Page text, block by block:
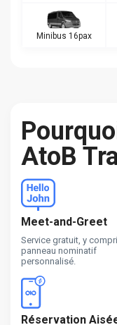
Minibus 16pax
AtoB
Meet-and-Greet
Service gratuit, y
panneau nominatif
personnalisé.
Réservation